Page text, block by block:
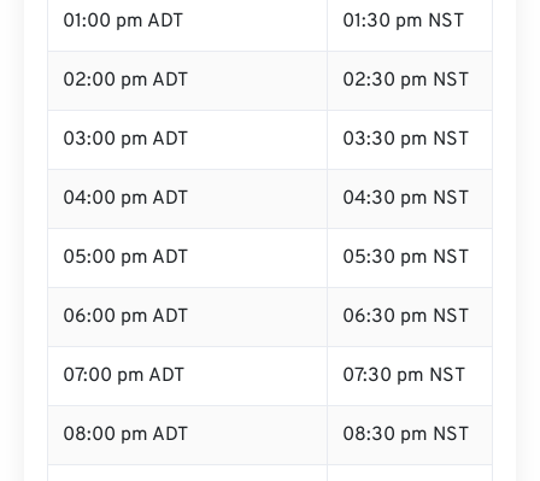
01:00 pm ADT 01:30 pm NST
02:00 pm ADT 02:30 pm NST
03:00 pm ADT 03:30 pm NST
04:00 pm ADT 04:30 pm NST
05:00 pm ADT 05:30 pm NST
06:00 pm ADT 06:30 pm NST
07:00 pm ADT 07:30 pm NST
08:00 pm ADT 08:30 pm NST